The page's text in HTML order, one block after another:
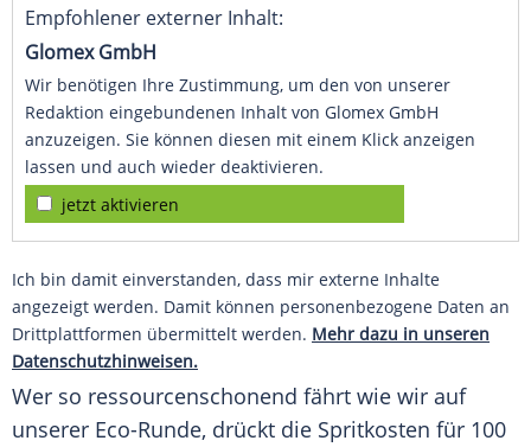
Empfohlener externer Inhalt:
Glomex GmbH
Wir benötigen Ihre Zustimmung, um den von unserer
Redaktion eingebundenen Inhalt von Glomex GmbH
anzuzeigen. Sie können diesen mit einem Klick anzeigen
lassen und auch wieder deaktivieren.
jetzt aktivieren
Ich bin damit einverstanden, dass mir externe Inhalte
angezeigt werden. Damit können personenbezogene Daten an
Drittplattformen übermittelt werden. Mehr dazu in unseren
Datenschutzhinweisen.
Wer so ressourcenschonend fährt wie wir auf
unserer Eco-Runde, drückt die Spritkosten für 100